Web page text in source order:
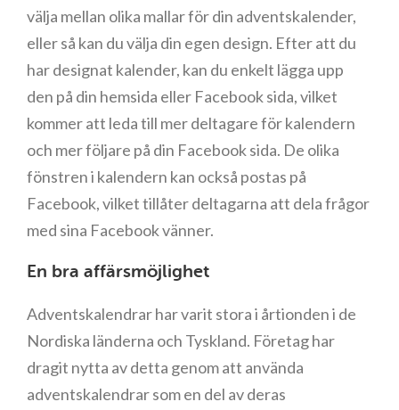
välja mellan olika mallar för din adventskalender,
eller så kan du välja din egen design. Efter att du
har designat kalender, kan du enkelt lägga upp
den på din hemsida eller Facebook sida, vilket
kommer att leda till mer deltagare för kalendern
och mer följare på din Facebook sida. De olika
fönstren i kalendern kan också postas på
Facebook, vilket tillåter deltagarna att dela frågor
med sina Facebook vänner.
En bra affärsmöjlighet
Adventskalendrar har varit stora i årtionden i de
Nordiska länderna och Tyskland. Företag har
dragit nytta av detta genom att använda
adventskalendrar som en del av deras